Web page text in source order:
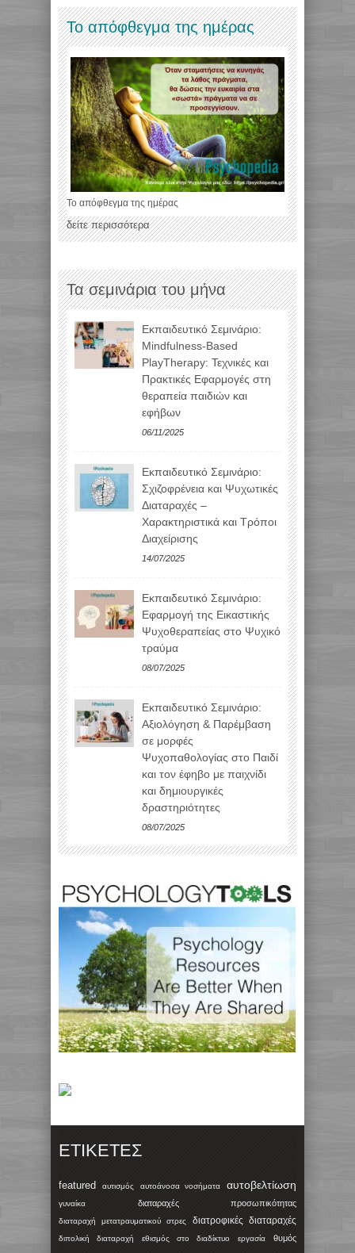
Το απόφθεγμα της ημέρας
Το απόφθεγμα της ημέρας
δείτε περισσότερα
Τα σεμινάρια του μήνα
Εκπαιδευτικό Σεμινάριο:
Mindfulness-Based
PlayTherapy: Τεχνικές και
Πρακτικές Εφαρμογές στη
θεραπεία παιδιών και
εφήβων
06/11/2025
Εκπαιδευτικό Σεμινάριο:
Σχιζοφρένεια και Ψυχωτικές
Διαταραχές –
Χαρακτηριστικά και Τρόποι
Διαχείρισης
14/07/2025
Εκπαιδευτικό Σεμινάριο:
Εφαρμογή της Εικαστικής
Ψυχοθεραπείας στο Ψυχικό
τραύμα
08/07/2025
Εκπαιδευτικό Σεμινάριο:
Αξιολόγηση & Παρέμβαση
σε μορφές
Ψυχοπαθολογίας στο Παιδί
και τον έφηβο με παιχνίδι
και δημιουργικές
δραστηριότητες
08/07/2025
ΕΤΙΚΈΤΕΣ
featured αυτισμός αυτοάνοσα νοσήματα αυτοβελτίωση
γυναίκα διαταραχές προσωπικότητας
διαταραχή μετατραυματικού στρες διατροφικές διαταραχές
διπολική διαταραχή εθισμός στο διαδίκτυο εργασία θυμός